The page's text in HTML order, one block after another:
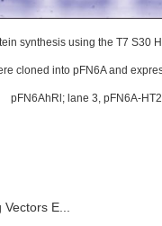
synthesis using the T7 S30
cloned into pFN6A and
pFN6AhRl; lane 3, pFN6A-
Vectors E...